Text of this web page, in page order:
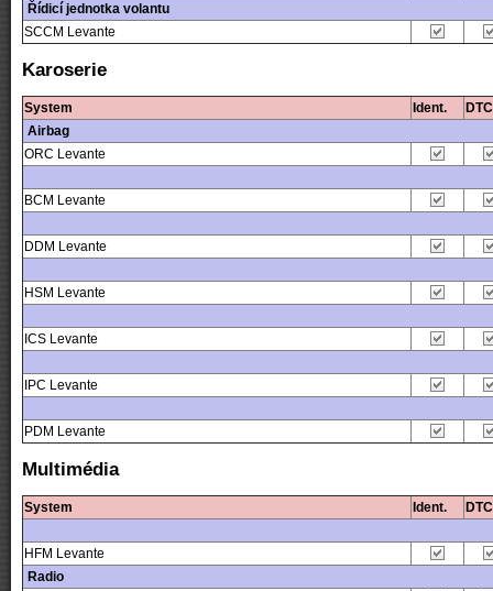
Řídicí jednotka volantu
SCCM Levante
Karoserie
System Ident.
DTC
Airbag
ORC Levante
BCM Levante
DDM Levante
HSM Levante
ICS Levante
IPC Levante
PDM Levante
Multimédia
System Ident. DTC
HFM Levante
Radio